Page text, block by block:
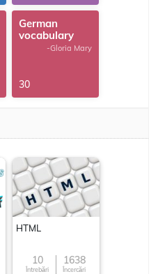
German
vocabulary
-Gloria Mary
30
HTML
10
Întrebări
1638
Încercări